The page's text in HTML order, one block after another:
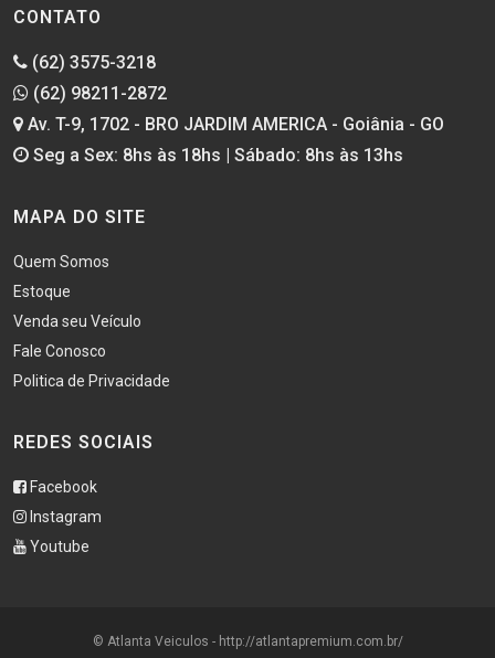
CONTATO
(62) 3575-3218
(62) 98211-2872
Av. T-9, 1702 - BRO JARDIM AMERICA - Goiânia - GO
Seg a Sex: 8hs às 18hs | Sábado: 8hs às 13hs
MAPA DO SITE
Quem Somos
Estoque
Venda seu Veículo
Fale Conosco
Politica de Privacidade
REDES SOCIAIS
Facebook
Instagram
Youtube
© Atlanta Veiculos - http://atlantapremium.com.br/